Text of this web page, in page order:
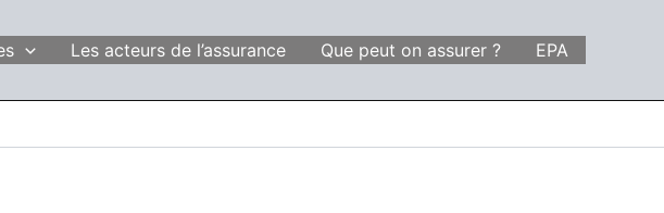
Les acteurs de l’assurance Que peut on assurer ? EPA